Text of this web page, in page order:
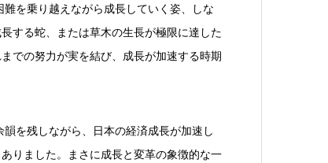
を乗り越えながら成長していく姿、しな
する蛇、または草木の生長が極限に達した
での努力が実を結び、成長が加速する時期
を残しながら、日本の経済成長が加速し
りました。まさに成長と変革の象徴的な一